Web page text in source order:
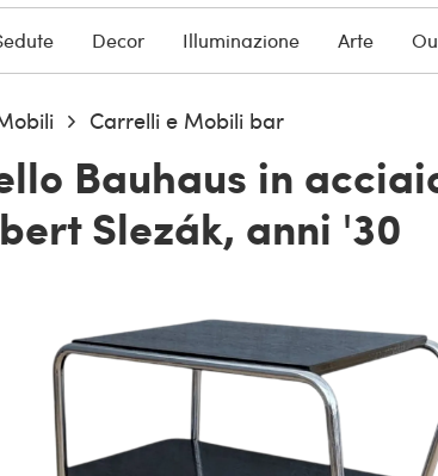
Decor Illuminazione Arte
Carrelli e Mobili bar
Bauhaus in
Slezák, anni '30